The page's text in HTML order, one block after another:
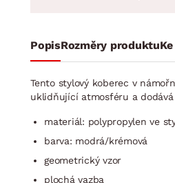
PopisRozměry produktu
Tento stylový koberec v
uklidňující atmosféru a dodává
materiál: polypropylen ve
barva: modrá/krémová
geometrický vzor
plochá vazba